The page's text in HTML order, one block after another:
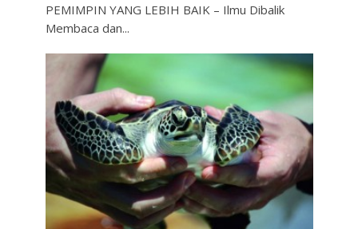
PEMIMPIN YANG LEBIH BAIK – Ilmu Dibalik
Membaca dan...